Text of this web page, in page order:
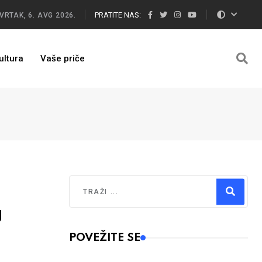
6. AVG 2026. PRATITE NAS:
Vaše priče
Type 2 or more characters for results.
POVEŽITE SE